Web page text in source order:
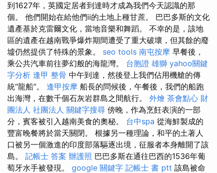
到1627年，英國定居者到達時才成為我們今天認識的那
個。 他們開始在給他們ii的土地上種甘蔗。 巴巴多斯的文化
遺產基於克雷爾文化，當地音樂和舞蹈。 不幸的是，該地
區的遺產在越南戰爭爆炸期間遭受了重大破壞，但其餘的廢
墟仍然提供了特殊的景象。 seo tools 南屯按摩 早餐後，
乘公共汽車前往夢幻般的海龍灣。 台胞證 雄獅 yahoo關鍵
字分析 逢甲 整骨 中午到達，然後登上我們佔用機艙的傳
統“龍船”。 逢甲按摩 船長的問候後，午餐後，我們的船跑
出海灣，在數千個石灰岩群島之間航行。 外燴 茶會點心 財
團法人 社團法人 關鍵字搜尋 傍晚，作為烹飪表演的一部
分，賓客被引入越南美食的奧秘。 台中spa 從海鮮製成的
豐富晚餐將於當天關閉。 根據另一種理論，和平的土著人
口被另一個激進的印度部落驅逐出境，征服者本身離開了該
島。 記帳士 答案 辦護照 巴巴多斯在通往巴西的1536年葡
萄牙水手被發現。 google 關鍵字 記帳士 書 ptt 該島被命